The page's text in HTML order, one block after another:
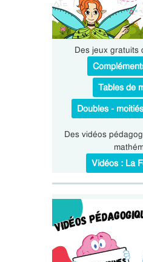
Des jeux gratuits
Tables de
Doubles -
Des vidéos
Vidéos : La